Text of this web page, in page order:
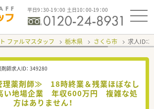
平日9：30-19：00 土日10：00-19：00
ファルマスタッフ 栃木県 さくら市 求人ID：
師求人ID： 349280
理薬剤師≫ 18時終業＆残業ほぼなし
地場企業 年収600万円 複雑な処
方はありません！